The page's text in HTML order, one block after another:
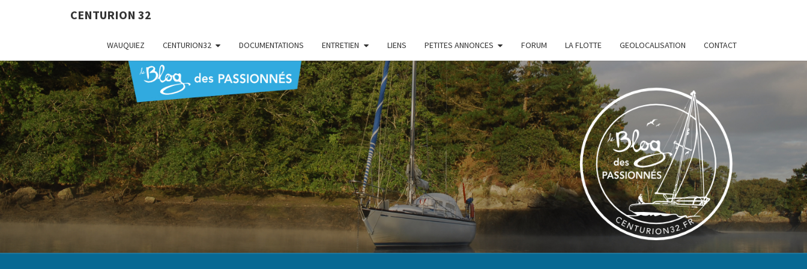
CENTURION 32
WAUQUIEZ CENTURION32 DOCUMENTATIONS ENTRETIEN LIENS PETITES ANNONCES FORUM LA FLOTTE GEOLOCALISATION CONTACT
CENTURION
32
Le Blog
Des
Passionnés